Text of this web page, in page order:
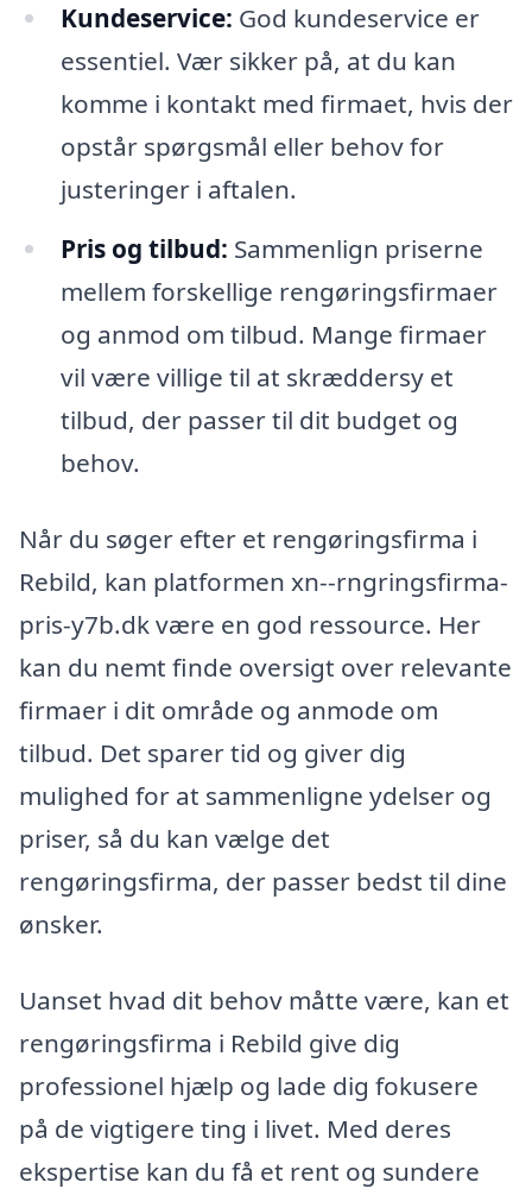
Kundeservice: God kundeservice er
essentiel. Vær sikker på, at du kan
komme i kontakt med firmaet, hvis der
opstår spørgsmål eller behov for
justeringer i aftalen.
Pris og tilbud: Sammenlign priserne
mellem forskellige rengøringsfirmaer
og anmod om tilbud. Mange firmaer
vil være villige til at skræddersy et
tilbud, der passer til dit budget og
behov.
Når du søger efter et rengøringsfirma i
Rebild, kan platformen xn--rngringsfirma-
pris-y7b.dk være en god ressource. Her
kan du nemt finde oversigt over relevante
firmaer i dit område og anmode om
tilbud. Det sparer tid og giver dig
mulighed for at sammenligne ydelser og
priser, så du kan vælge det
rengøringsfirma, der passer bedst til dine
ønsker.
Uanset hvad dit behov måtte være, kan et
rengøringsfirma i Rebild give dig
professionel hjælp og lade dig fokusere
på de vigtigere ting i livet. Med deres
ekspertise kan du få et rent og sundere